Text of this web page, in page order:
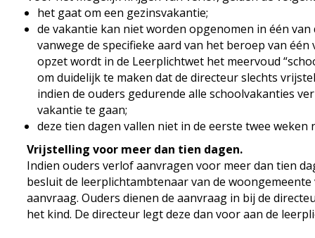
het gaat om een gezinsvakantie;
de vakantie kan niet worden opgenomen in één van
vanwege de specifieke aard van het beroep van één
opzet wordt in de Leerplichtwet het meervoud
om duidelijk te maken dat de directeur slechts
indien de ouders gedurende alle schoolvakanties
vakantie te gaan;
deze tien dagen vallen niet in de eerste twee weken
Vrijstelling voor meer dan tien dagen.
Indien ouders verlof aanvragen voor meer dan tien
besluit de leerplichtambtenaar van de
aanvraag. Ouders dienen de aanvraag in bij de
het kind. De directeur legt deze dan voor aan de